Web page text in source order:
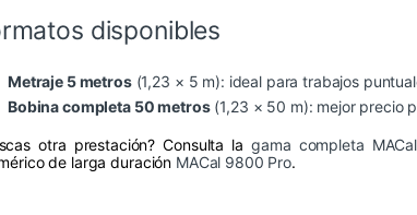
disponibles
Metraje 5 metros(1,23 × 5 m): ideal para trabajos
Bobina completa 50 metros(1,23 × 50 m): mejor precio
otra prestación? Consulta lagama completa
de larga duración MACal 9800 Pro.